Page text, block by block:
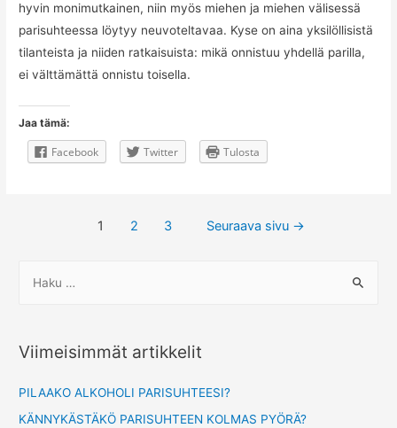
hyvin monimutkainen, niin myös miehen ja miehen välisessä
parisuhteessa löytyy neuvoteltavaa. Kyse on aina yksilöllisistä
tilanteista ja niiden ratkaisuista: mikä onnistuu yhdellä parilla,
ei välttämättä onnistu toisella.
Jaa tämä:
Facebook Twitter Tulosta
Artikkelien
1 2 3 Seuraava sivu →
uViimeisimmät artikkelit
PILAAKO ALKOHOLI PARISUHTEESI?
KÄNNYKÄSTÄKÖ PARISUHTEEN KOLMAS PYÖRÄ?